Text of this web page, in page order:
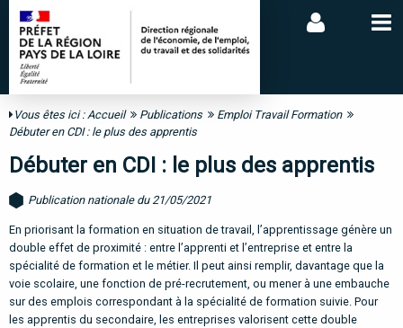
Vous êtes ici :Accueil Publications
Emploi Travail Formation
Débuter en CDI : le plus des apprentis
Débuter en CDI : le plus des apprentis
Publication nationale du 21/05/2021
En priorisant la formation en situation de travail, l’apprentissage génère un
double effet de proximité : entre l’apprenti et l’entreprise et entre la
spécialité de formation et le métier. Il peut ainsi remplir, davantage que la
voie scolaire, une fonction de pré-recrutement, ou mener à une embauche
sur des emplois correspondant à la spécialité de formation suivie. Pour
les apprentis du secondaire, les entreprises valorisent cette double